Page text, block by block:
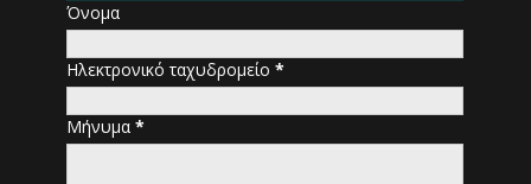
Όνομα
Ηλεκτρονικό ταχυδρομείο*
Μήνυμα*